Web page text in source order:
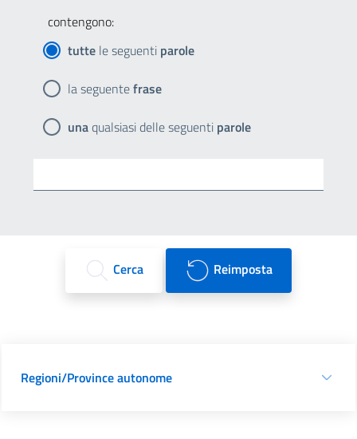
contengono:
tutte le seguenti parole
la seguentefrase
unaqualsiasi delle seguenti parole
Cerca Reimposta
Regioni/Province autonome